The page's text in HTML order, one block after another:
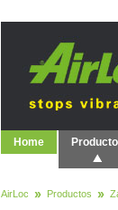
Home
AirLoc Productos